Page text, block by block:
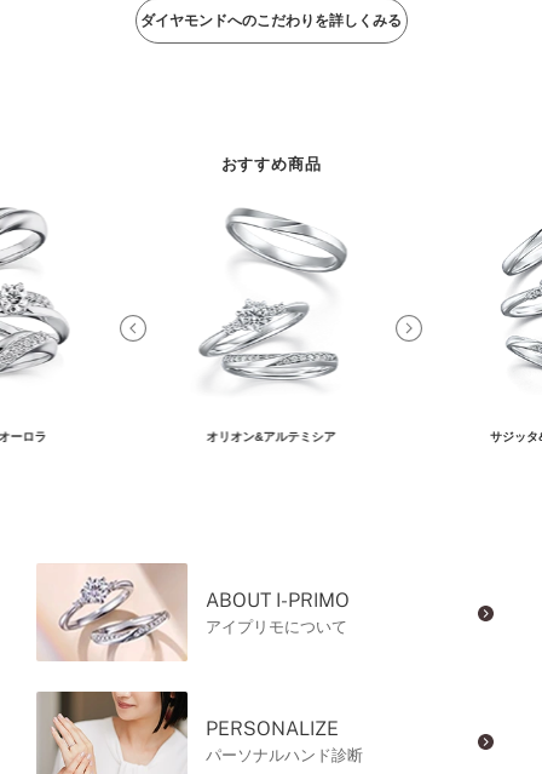
ダイヤモンドへのこだわりを詳しくみる
おすすめ商品
ーロラ オリオン&アルテミシア サジッタ
ABOUT I-PRIMO
アイプリモについて
PERSONALIZE
パーソナルハンド診断